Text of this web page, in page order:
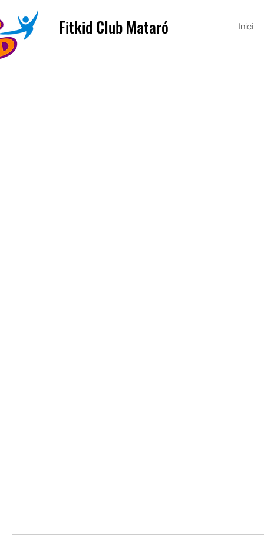
Inici
Fitkid Club Mataró